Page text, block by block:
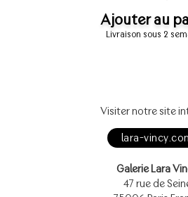
Ajouter au
Livraison sous 2
Visiter notre site
lara-
Galerie Lara
47 rue de